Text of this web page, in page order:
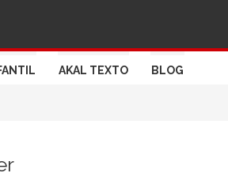
AKAL TEXTO BLOG